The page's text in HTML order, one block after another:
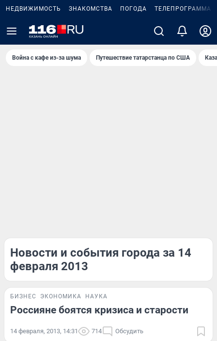
НЕДВИЖИМОСТЬ ЗНАКОМСТВА ПОГОДА ТЕЛЕПРОГРАММА
Война с кафе из-за шума Путешествие татарстанца по США
Новости и события города за 14
февраля 2013
БИЗНЕС ЭКОНОМИКА НАУКА
Россияне боятся кризиса и старости
14 февраля, 2013, 14:31 714 Обсудить